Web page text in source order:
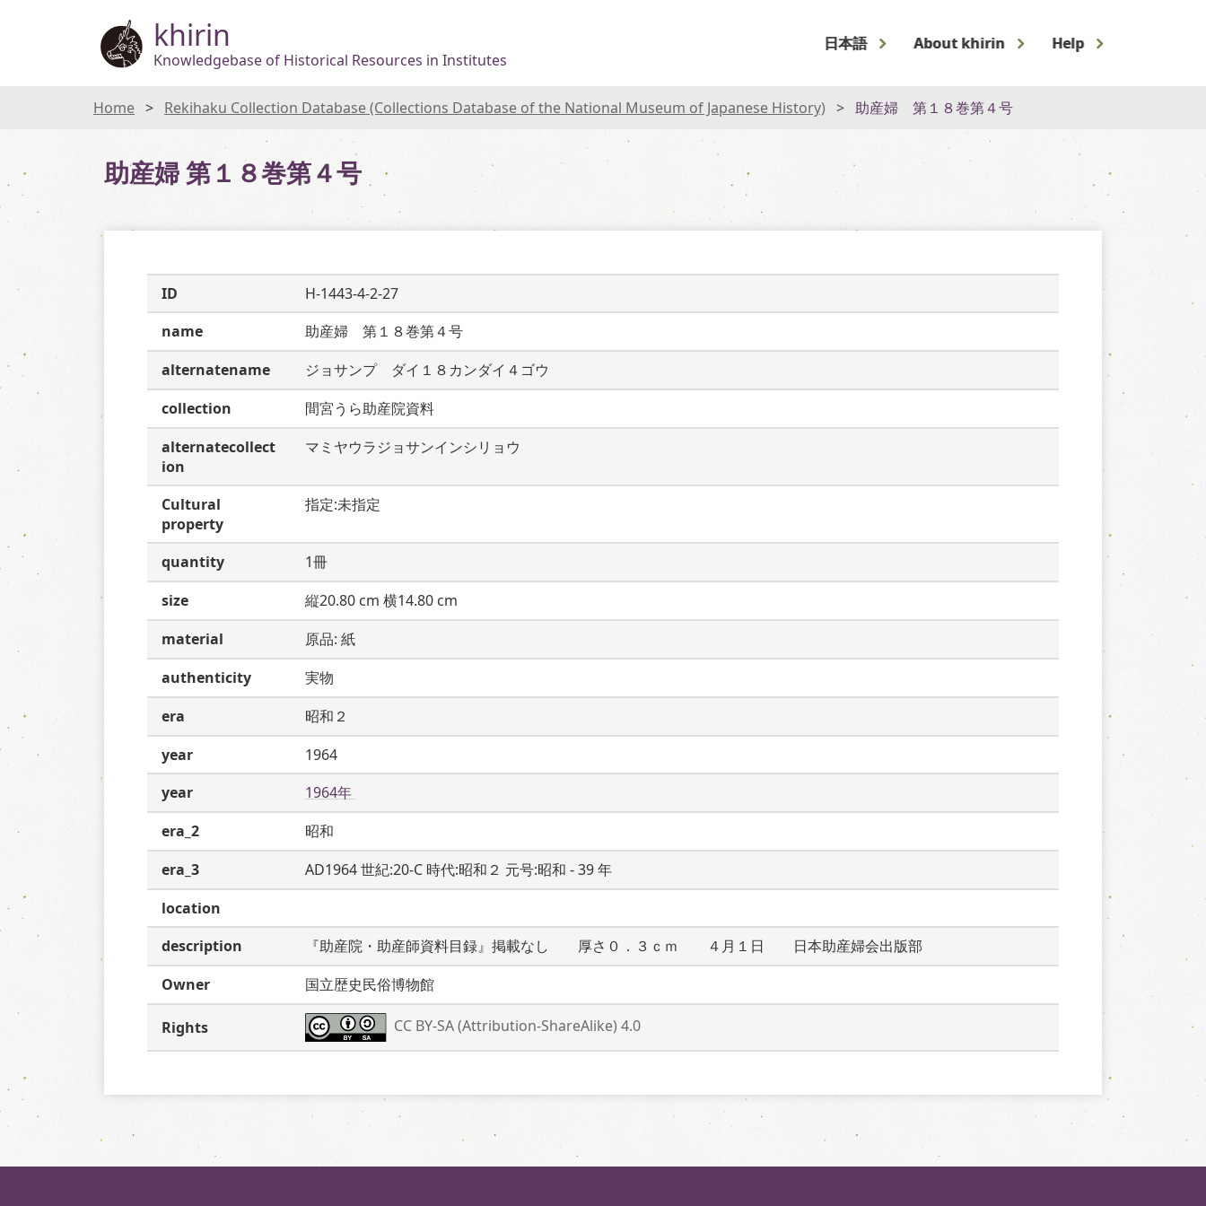
khirin
Knowledgebase of Historical Resources in Institutes
日本語 About khirin Help
Home Rekihaku Collection Database (Collections Database of the National Museum of Japanese History) 助産婦 第１８巻第４号
助産婦 第１８巻第４号
ID
H-1443-4-2-27
name
助産婦　第１８巻第４号
alternatename
ジョサンプ　ダイ１８カンダイ４ゴウ
collection
間宮うら助産院資料
alternatecollect
ion
マミヤウラジョサンインシリョウ
Cultural
property
指定:未指定
quantity
1冊
size
縦20.80 cm 横14.80 cm
material
原品: 紙
authenticity
実物
era
昭和２
year
1964
year
1964年
era_2
昭和
era_3
AD1964 世紀:20-C 時代:昭和２ 元号:昭和 - 39 年
location
description
『助産院・助産師資料目録』掲載なし　　厚さ０．３ｃｍ　　４月１日　　日本助産婦会出版部
Owner
国立歴史民俗博物館
Rights CC BY-SA (Attribution-ShareAlike) 4.0